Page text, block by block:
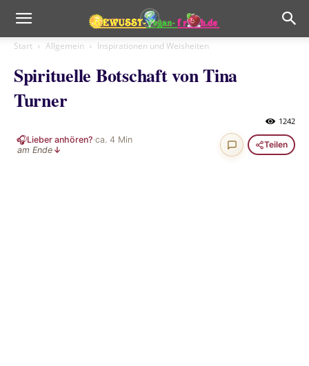
Start Allgemein Inspirationen und Weisheiten
Spirituelle Botschaft von Tina
Turner
1242
🎧Lieber anhören?·ca. 4 Min
am Ende ↓
Teilen